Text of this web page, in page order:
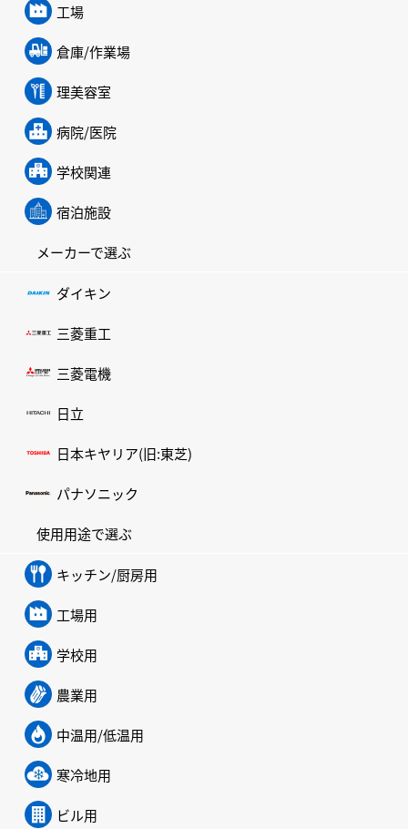
工場
倉庫/作業場
理美容室
病院/医院
学校関連
宿泊施設
メーカーで選ぶ
ダイキン
三菱重工
三菱電機
日立
日本キヤリア(旧:東芝)
パナソニック
使用用途で選ぶ
キッチン/厨房用
工場用
学校用
農業用
中温用/低温用
寒冷地用
ビル用